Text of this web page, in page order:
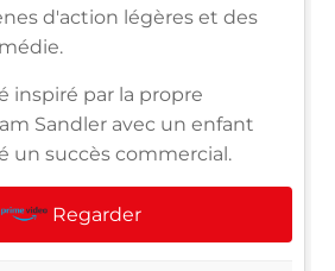
d'action légères et des
inspiré par la propre
Sandler avec un enfant
un succès commercial.
Regarder